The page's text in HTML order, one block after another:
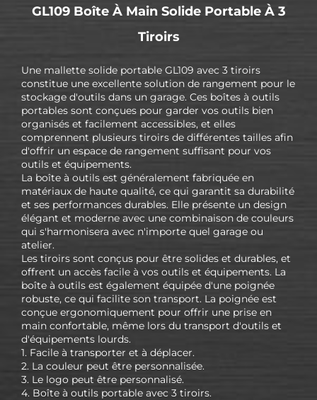
GL109 Boîte À Main Solide Portable À 3
Tiroirs
Une mallette solide portable GL109 avec 3 tiroirs
constitue une excellente solution de rangement pour le
stockage d'outils dans un garage. Ces boîtes à outils
portables sont conçues pour garder vos outils bien
organisés et facilement accessibles, et elles
comprennent plusieurs tiroirs de différentes tailles afin
d'offrir un espace de rangement suffisant pour vos
outils et équipements.
La boîte à outils est généralement fabriquée en
matériaux de haute qualité, ce qui garantit sa durabilité
et ses performances durables. Elle présente un design
élégant et moderne avec une combinaison de couleurs
qui s'harmonisera avec n'importe quel garage ou
atelier.
Les tiroirs sont conçus pour être solides et durables, et
offrent un accès facile à vos outils et équipements. La
boîte à outils est également équipée d'une poignée
robuste, ce qui facilite son transport. La poignée est
conçue ergonomiquement pour offrir une prise en
main confortable, même lors du transport d'outils et
d'équipements lourds.
1. Facile à transporter et à déplacer.
2. La couleur peut être personnalisée.
3. Le logo peut être personnalisé.
4. Boîte à outils portable avec 3 tiroirs.